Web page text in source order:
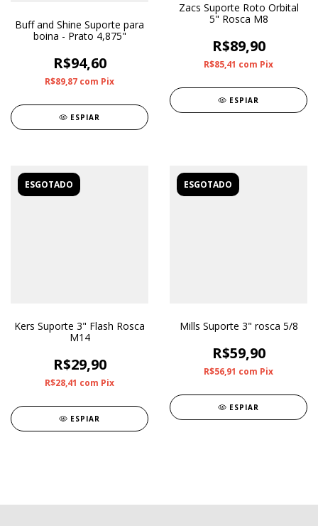
Buff and Shine Suporte para
boina - Prato 4,875"
R$94,60
R$89,87 com Pix
ESPIAR
Zacs Suporte Roto Orbital
5" Rosca M8
R$89,90
R$85,41 com Pix
ESPIAR
ESGOTADO
Kers Suporte 3" Flash Rosca
M14
R$29,90
R$28,41 com Pix
ESPIAR
ESGOTADO
Mills Suporte 3" rosca 5/8
R$59,90
R$56,91 com Pix
ESPIAR